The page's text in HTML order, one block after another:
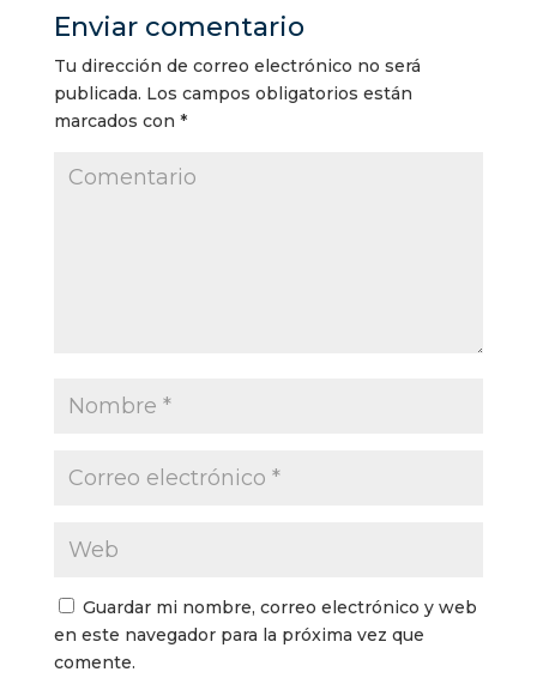
Enviar comentario
Tu dirección de correo electrónico no será
publicada. Los campos obligatorios están
marcados con *
Guardar mi nombre, correo electrónico y web
en este navegador para la próxima vez que
comente.